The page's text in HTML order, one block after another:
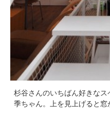
杉谷さんのいちばん好きな
季ちゃん。上を見上げると窓